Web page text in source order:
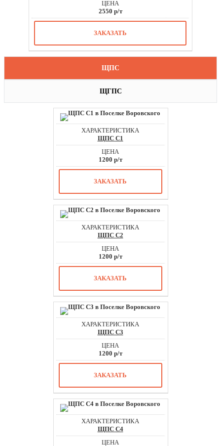
2550 р/т
ЗАКАЗАТЬ
ЩПС
ЩГПС
ЩПС С1
1200 р/т
ЗАКАЗАТЬ
ЩПС С2
1200 р/т
ЗАКАЗАТЬ
ЩПС С3
1200 р/т
ЗАКАЗАТЬ
ЩПС С4